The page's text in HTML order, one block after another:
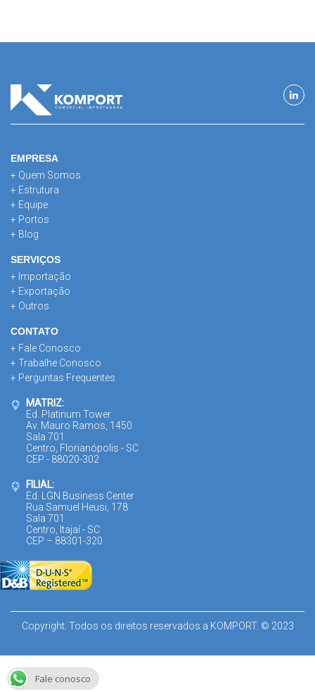
EMPRESA
+ Quem Somos
+ Estrutura
+ Equipe
+ Portos
+ Blog
SERVIÇOS
+ Importação
+ Exportação
+ Outros
CONTATO
+ Fale Conosco
+ Trabalhe Conosco
+ Perguntas Frequentes
MATRIZ:
Ed. Platinum Tower
Av. Mauro Ramos, 1450
Sala 701
Centro, Florianópolis - SC
CEP - 88020-302
FILIAL:
Ed. LGN Business Center
Rua Samuel Heusi, 178
Sala 701
Centro, Itajaí - SC
CEP – 88301-320
Copyright. Todos os direitos reservados a KOMPORT. © 2023
Fale conosco